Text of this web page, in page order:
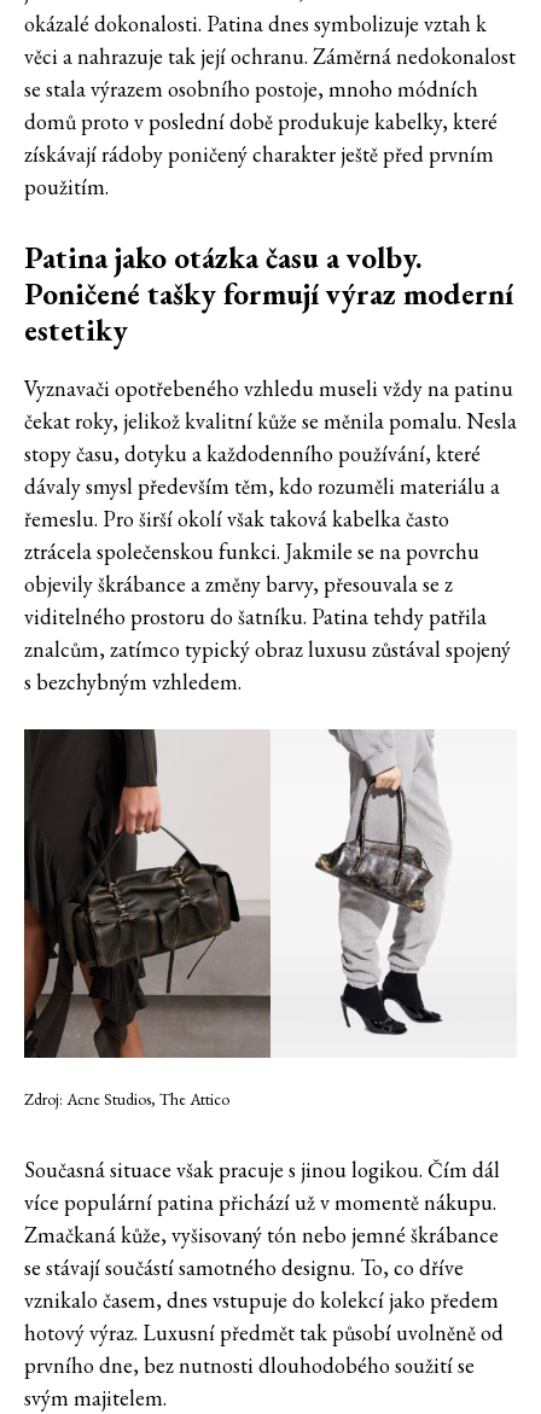
okázalé dokonalosti. Patina dnes symbolizuje vztah k
věci a nahrazuje tak její ochranu. Záměrná nedokonalost
se stala výrazem osobního postoje, mnoho módních
domů proto v poslední době produkuje kabelky, které
získávají rádoby poničený charakter ještě před prvním
použitím.
Patina jako otázka času a volby.
Poničené tašky formují výraz moderní
estetiky
Vyznavači opotřebeného vzhledu museli vždy na patinu
čekat roky, jelikož kvalitní kůže se měnila pomalu. Nesla
stopy času, dotyku a každodenního používání, které
dávaly smysl především těm, kdo rozuměli materiálu a
řemeslu. Pro širší okolí však taková kabelka často
ztrácela společenskou funkci. Jakmile se na povrchu
objevily škrábance a změny barvy, přesouvala se z
viditelného prostoru do šatníku. Patina tehdy patřila
znalcům, zatímco typický obraz luxusu zůstával spojený
s bezchybným vzhledem.
Zdroj: Acne Studios, The Attico
Současná situace však pracuje s jinou logikou. Čím dál
více populární patina přichází už v momentě nákupu.
Zmačkaná kůže, vyšisovaný tón nebo jemné škrábance
se stávají součástí samotného designu. To, co dříve
vznikalo časem, dnes vstupuje do kolekcí jako předem
hotový výraz. Luxusní předmět tak působí uvolněně od
prvního dne, bez nutnosti dlouhodobého soužití se
svým majitelem.